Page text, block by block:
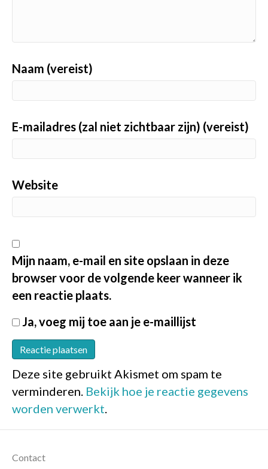
Naam (vereist)
E-mailadres (zal niet zichtbaar zijn) (vereist)
Website
Mijn naam, e-mail en site opslaan in deze
browser voor de volgende keer wanneer ik
een reactie plaats.
Ja, voeg mij toe aan je e-maillijst
Deze site gebruikt Akismet om spam te
verminderen. Bekijk hoe je reactie gegevens
worden verwerkt.
Contact